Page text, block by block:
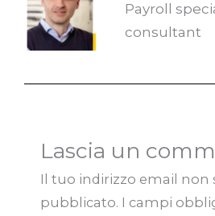
Payroll
consultant
Lascia un
Il tuo indirizzo email non
pubblicato. I campi